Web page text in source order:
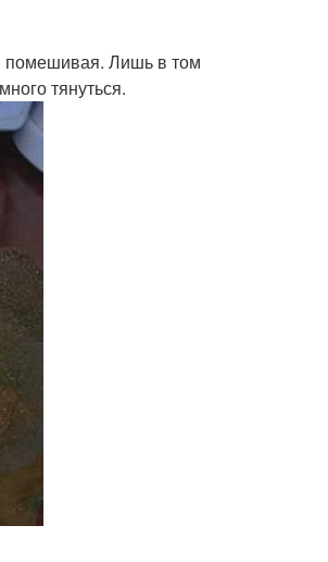
помешивая. Лишь в том
тянуться.